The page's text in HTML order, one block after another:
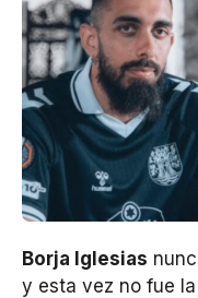
Borja Iglesias
y esta vez no fue